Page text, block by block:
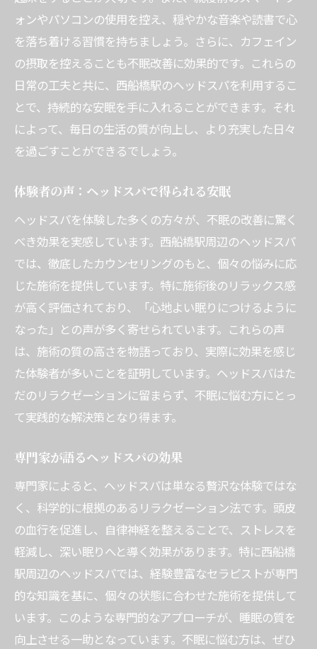
な夜を
日常疲れを癒すヘッドスパの実力
快適な夜を迎えるための施術方法
疲労回復に最適なリラクゼーション
専門家が推奨する疲れ対策
疲れた心と体を取り戻す方法
は
ォンやパソコンの使用を控え、穏やかな音楽や読書で心
を落ち着ける習慣を持ちましょう。さらに、カフェイン
の摂取を控えることも不眠改善に効果的です。これらの
日常の工夫と共に、西船橋駅のヘッドスパを利用するこ
とで、持続的な安眠を手に入れることができます。それ
によって、毎日の生活の質が向上し、より充実した日々
を過ごすことができるでしょう。
体験者の声：ヘッドスパで得られる安眠
ヘッドスパを体験した多くの方々が、不眠の改善に驚く
べき効果を実感しています。西船橋駅周辺のヘッドスパ
では、徹底したカウンセリングのもと、個々の悩みに応
じた施術を提供しています。特に施術後のリラックス感
が高く評価されており、「心地よい眠りにつけるように
なった」との声が多く寄せられています。これらの声
は、施術の質の高さを物語っており、実際に効果を感じ
た体験者が多いことを証明しています。ヘッドスパはた
だのリラクゼーションに留まらず、不眠に悩む方にとっ
て実践的な解決策となり得ます。
専門家が語るヘッドスパの効果
専門家によると、ヘッドスパは単なる贅沢な体験ではな
く、科学的に根拠のあるリラクゼーション法です。頭皮
の血行を促進し、自律神経を整えることで、ストレスを
軽減し、深い眠りへと導く効果があります。特に西船橋
駅周辺のヘッドスパでは、経験豊富なセラピストが専門
的な知識を基に、個々の状態に合わせた施術を提供して
います。このような専門的なアプローチが、睡眠の質を
向上させる一助となっています。不眠に悩む方は、ぜひ